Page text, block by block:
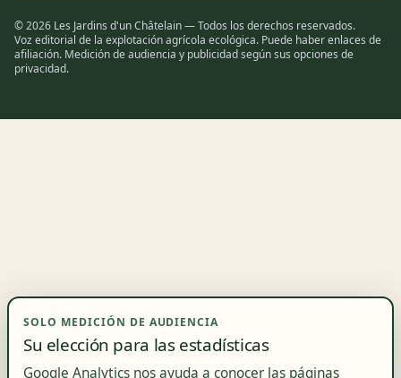
© 2026 Les Jardins d'un Châtelain — Todos los derechos reservados.
Voz editorial de la explotación agrícola ecológica. Puede haber enlaces de
afiliación. Medición de audiencia y publicidad según sus opciones de
privacidad.
SOLO MEDICIÓN DE AUDIENCIA
Su elección para las estadísticas
Google Analytics nos ayuda a conocer las páginas